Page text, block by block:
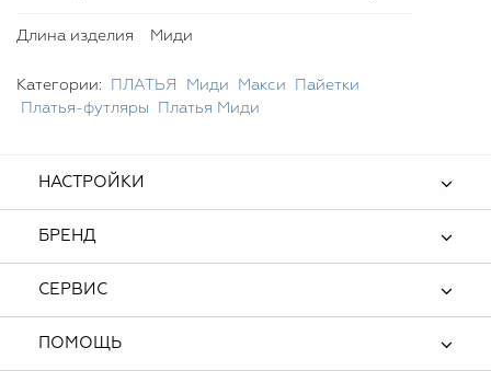
Длина изделия Миди
Категории: ПЛАТЬЯ Миди Макси
Пайетки
Платья-футляры
Платья Миди
НАСТРОЙКИ
БРЕНД
СЕРВИС
ПОМОЩЬ